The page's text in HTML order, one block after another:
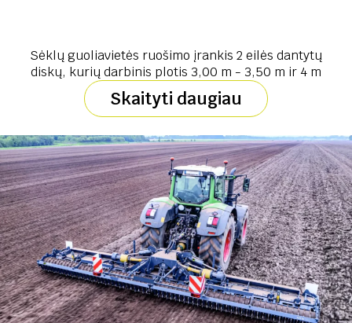
Sėklų guoliavietės ruošimo įrankis 2 eilės dantytų
diskų, kurių darbinis plotis 3,00 m - 3,50 m ir 4 m
Skaityti daugiau